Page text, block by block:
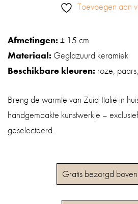
Toevoegen aan
Afmetingen: ± 15 cm
Materiaal: Geglazuurd keramiek
Beschikbare kleuren: roze,
Breng de warmte van Zuid-Italië in
handgemaakte kunstwerkje –
geselecteerd.
Gratis bezorgd